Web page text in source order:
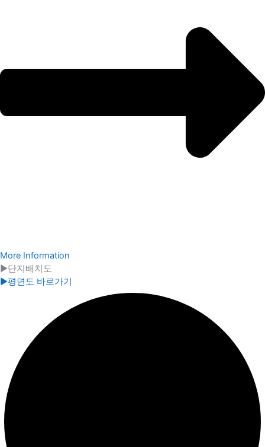
More Information
▶단지배치도
▶평면도 바로가기